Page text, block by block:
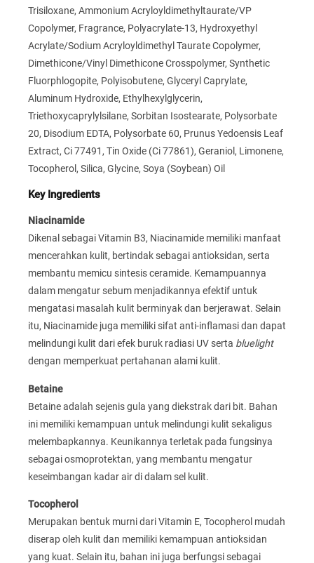
Trisiloxane, Ammonium Acryloyldimethyltaurate/VP
Copolymer, Fragrance, Polyacrylate-13, Hydroxyethyl
Acrylate/Sodium Acryloyldimethyl Taurate Copolymer,
Dimethicone/Vinyl Dimethicone Crosspolymer, Synthetic
Fluorphlogopite, Polyisobutene, Glyceryl Caprylate,
Aluminum Hydroxide, Ethylhexylglycerin,
Triethoxycaprylylsilane, Sorbitan Isostearate, Polysorbate
20, Disodium EDTA, Polysorbate 60, Prunus Yedoensis Leaf
Extract, Ci 77491, Tin Oxide (Ci 77861), Geraniol, Limonene,
Tocopherol, Silica, Glycine, Soya (Soybean) Oil
Key Ingredients
Niacinamide
Dikenal sebagai Vitamin B3, Niacinamide memiliki manfaat
mencerahkan kulit, bertindak sebagai antioksidan, serta
membantu memicu sintesis ceramide. Kemampuannya
dalam mengatur sebum menjadikannya efektif untuk
mengatasi masalah kulit berminyak dan berjerawat. Selain
itu, Niacinamide juga memiliki sifat anti-inflamasi dan dapat
melindungi kulit dari efek buruk radiasi UV serta bluelight
dengan memperkuat pertahanan alami kulit.
Betaine
Betaine adalah sejenis gula yang diekstrak dari bit. Bahan
ini memiliki kemampuan untuk melindungi kulit sekaligus
melembapkannya. Keunikannya terletak pada fungsinya
sebagai osmoprotektan, yang membantu mengatur
keseimbangan kadar air di dalam sel kulit.
Tocopherol
Merupakan bentuk murni dari Vitamin E, Tocopherol mudah
diserap oleh kulit dan memiliki kemampuan antioksidan
yang kuat. Selain itu, bahan ini juga berfungsi sebagai